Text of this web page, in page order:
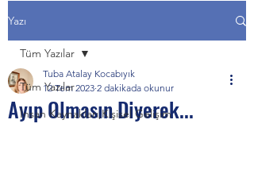
Yazı
Tüm Yazılar
İnsan Kaynakları,Kişisel Gelişim
Tüm Yazılar
Ayıp Olmasın Diyerek...
Tuba Atalay Kocabıyık
12 Tem 2023 2 dakikada okunur